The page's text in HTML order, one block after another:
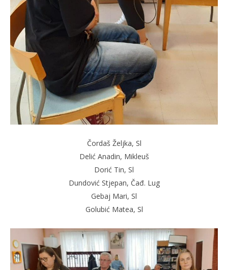
Čordaš Željka, Sl
Delić Anadin, Mikleuš
Dorić Tin, Sl
Dundović Stjepan, Čađ. Lug
Gebaj Mari, Sl
Golubić Matea, Sl